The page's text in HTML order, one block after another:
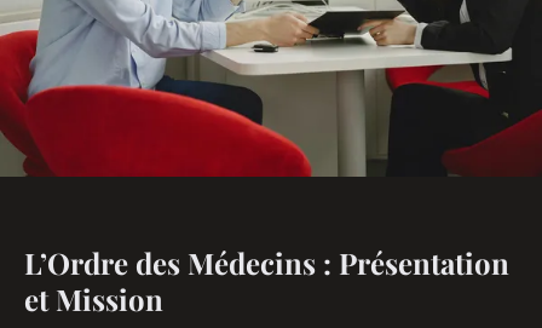
L’Ordre des Médecins : Présentation
et Mission